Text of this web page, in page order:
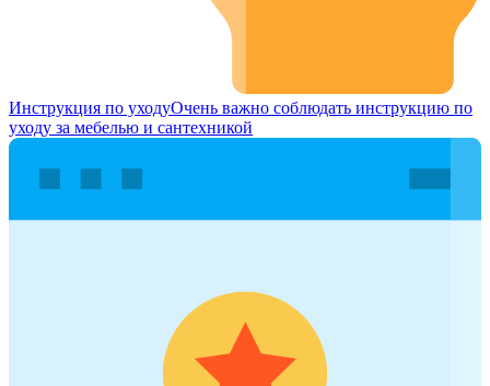
Инструкция по уходуОчень важно соблюдать инструкцию по
уходу за мебелью и сантехникой